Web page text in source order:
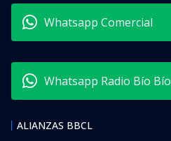
Whatsapp Comercial
Whatsapp Radio Bío Bío
ALIANZAS BBCL